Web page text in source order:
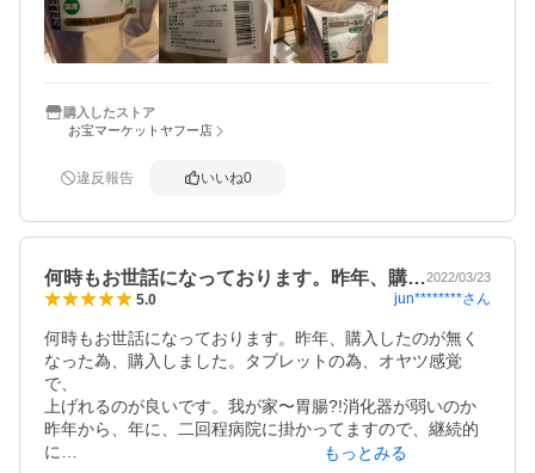
お腹の調子は人も犬も同じで調子が良ければ長生きの秘訣
かも知れません。絶対はありませんが、後悔しないように
与えています。
購入したストア
お宝マーケットヤフー店
違反報告 いいね0
何時もお世話になっております。昨年、購…2022/03/23
5.0 jun********さん
何時もお世話になっております。昨年、購入したのが無く
なった為、購入しました。タブレットの為、オヤツ感覚
で、
上げれるのが良いです。我が家〜胃腸?!消化器が弱いのか
昨年から、年に、二回程病院に掛かってますので、継続的
に
もっとみる